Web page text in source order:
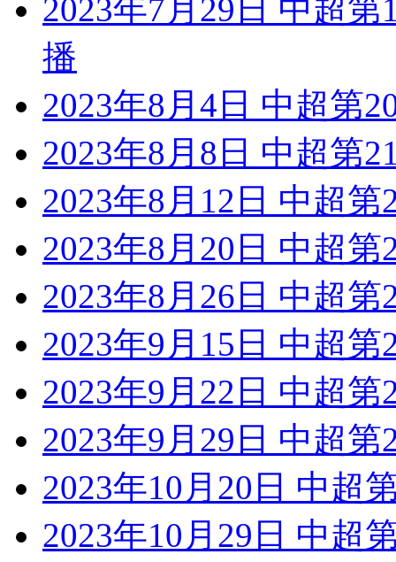
2023年7月29日 中超
播
2023年8月4日 中超第
2023年8月8日 中超第
2023年8月12日 中超
2023年8月20日 中超
2023年8月26日 中超
2023年9月15日 中超
2023年9月22日 中超
2023年9月29日 中超
2023年10月20日 中超
2023年10月29日 中超